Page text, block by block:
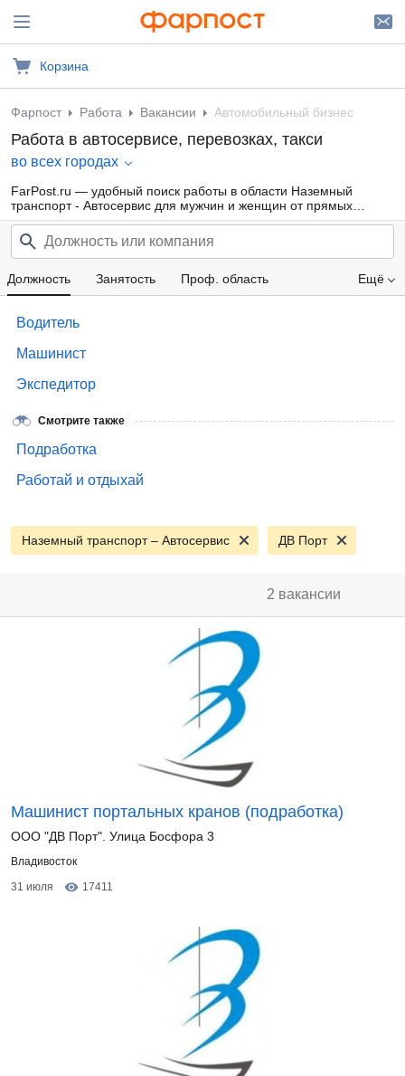
Корзина
Фарпост Работа Вакансии Автомобильный бизнес
Работа в автосервисе, перевозках, такси
во всех городах
FarPost.ru — удобный поиск работы в области Наземный
транспорт - Автосервис для мужчин и женщин от прямых
работодателей, а также от кадровых агентств. Свежие вакансии
каждый день.
Ещё
Должность Занятость Проф. область
Водитель
Машинист
Экспедитор
Смотрите также
Подработка
Работай и отдыхай
Наземный транспорт – Автосервис ДВ Порт
2 вакансии
Машинист портальных кранов (подработка)
ООО "ДВ Порт". Улица Босфора 3
Владивосток
31 июля
17411